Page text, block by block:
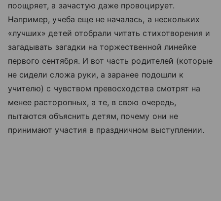
поощряет, а зачастую даже провоцирует.
Например, учеба еще не началась, а нескольких
«лучших» детей отобрали читать стихотворения и
загадывать загадки на торжественной линейке
первого сентября. И вот часть родителей (которые
не сидели сложа руки, а заранее подошли к
учителю) с чувством превосходства смотрят на
менее расторопных, а те, в свою очередь,
пытаются объяснить детям, почему они не
принимают участия в праздничном выступлении.